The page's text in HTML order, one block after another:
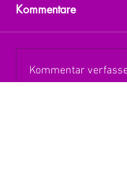
Kommentare
Kommentar